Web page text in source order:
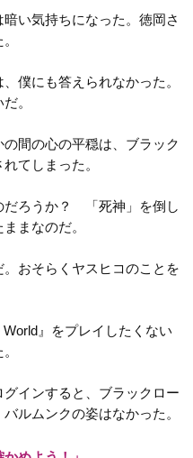
い気持ちになった。徳岡さ
僕にも答えられなかった。
。
間の心の平穏は、ブラック
てしまった。
だろうか？ 「死神」を倒し
まなのだ。
おそらくヤスヒコのことを
』をプレイしたくない
インすると、ブラックロー
ルムンクの姿はなかった。